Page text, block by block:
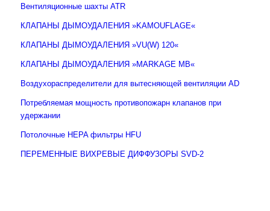
Вентиляционные шахты ATR
КЛАПАНЫ ДЫМОУДАЛЕНИЯ »KAMOUFLAGE«
КЛАПАНЫ ДЫМОУДАЛЕНИЯ »VU(W) 120«
КЛАПАНЫ ДЫМОУДАЛЕНИЯ »MARKAGE MB«
Воздухораспределители для вытесняющей вентиляции AD
Потребляемая мощность противопожарн клапанов при
удержании
Потолочные HEPA фильтры HFU
ПЕРЕМЕННЫЕ ВИХРЕВЫЕ ДИФФУЗОРЫ SVD-2